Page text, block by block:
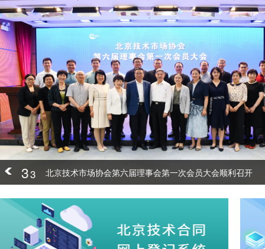
33 北京技术市场协会第六届理事会第一次会员大会顺利召开